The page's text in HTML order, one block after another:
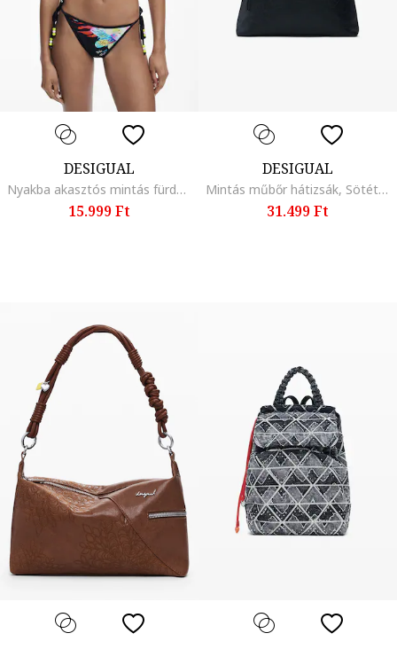
DESIGUAL
Nyakba akasztós mintás fürdőruhafelső, Többszínű
15.999 Ft
DESIGUAL
Mintás műbőr hátizsák, Sötétpiros/Antracitfekete
31.499 Ft